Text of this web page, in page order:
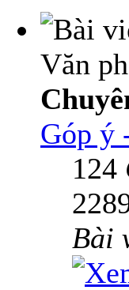
Văn
Góp ý
124
Bài